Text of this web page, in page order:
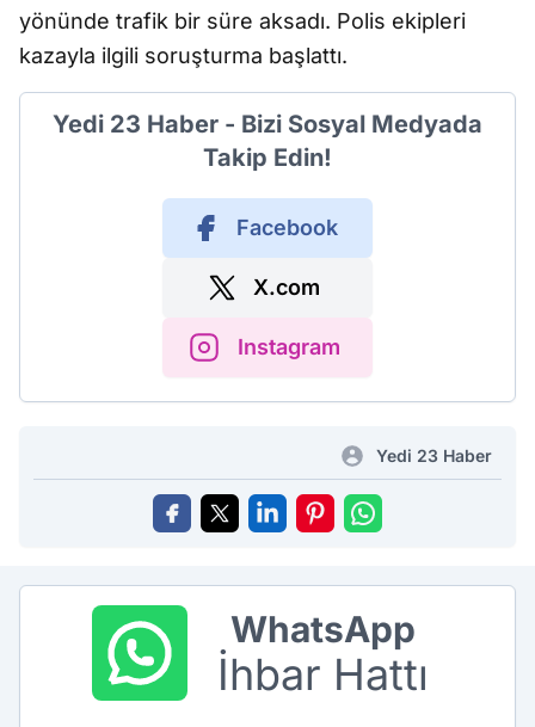
yönünde trafik bir süre aksadı. Polis ekipleri
kazayla ilgili soruşturma başlattı.
Yedi 23 Haber - Bizi Sosyal Medyada
Takip Edin!
Facebook
X.com
Instagram
Yedi 23 Haber
WhatsApp
İhbar Hattı